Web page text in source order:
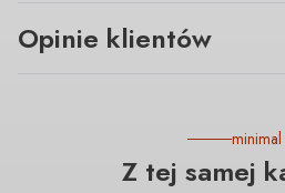
Opinie klientów
minimal
Z tej samej